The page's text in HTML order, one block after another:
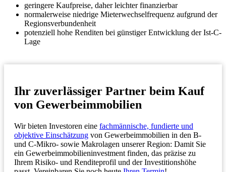
geringere Kaufpreise, daher leichter finanzierbar
normalerweise niedrige Mieterwechselfrequenz aufgrund der
Regionsverbundenheit
potenziell hohe Renditen bei günstiger Entwicklung der Ist-C-
Lage
Ihr zuverlässiger Partner beim Kauf
von Gewerbeimmobilien
Wir bieten Investoren eine fachmännische, fundierte und
objektive Einschätzung von Gewerbeimmobilien in den B-
und C-Mikro- sowie Makrolagen unserer Region: Damit Sie
ein Gewerbeimmobilieninvestment finden, das präzise zu
Ihrem Risiko- und Renditeprofil und der Investitionshöhe